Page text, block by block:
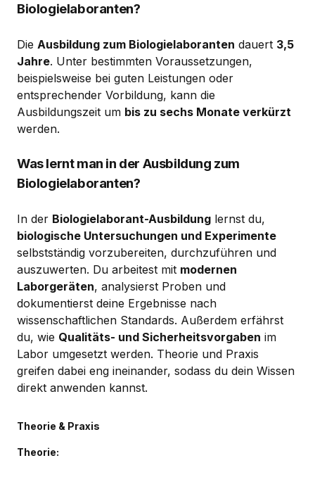
Biologielaboranten?
Die Ausbildung zum Biologielaboranten dauert 3,5
Jahre. Unter bestimmten Voraussetzungen,
beispielsweise bei guten Leistungen oder
entsprechender Vorbildung, kann die
Ausbildungszeit um bis zu sechs Monate verkürzt
werden.
Was lernt man in der Ausbildung zum
Biologielaboranten?
In der Biologielaborant-Ausbildung lernst du,
biologische Untersuchungen und Experimente
selbstständig vorzubereiten, durchzuführen und
auszuwerten. Du arbeitest mit modernen
Laborgeräten, analysierst Proben und
dokumentierst deine Ergebnisse nach
wissenschaftlichen Standards. Außerdem erfährst
du, wie Qualitäts- und Sicherheitsvorgaben im
Labor umgesetzt werden. Theorie und Praxis
greifen dabei eng ineinander, sodass du dein Wissen
direkt anwenden kannst.
Theorie & Praxis
Theorie: